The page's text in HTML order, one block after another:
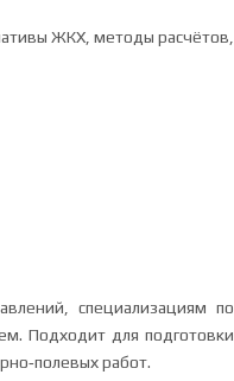
ЖКХ, методы расчётов,
специализациям по
Подходит для подготовки
работ.